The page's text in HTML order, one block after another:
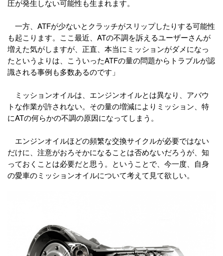
圧が発生しない可能性も生まれます。
一方、ATFが少ないとクラッチがスリップしたりする可能性
も起こります。ここ最近、ATの不調を訴えるユーザーさんが
増えた気がしますが、正直、本当にミッションがダメになっ
たというよりは、こういったATFの量の問題からトラブルが認
識される事例も多数あるのです」
ミッションオイルは、エンジンオイルとは異なり、アバウ
トな作業が許されない。その量の増減によりミッション、特
にATの何らかの不調の原因になってしまう。
エンジンオイルほどの頻繁な交換サイクルが必要ではない
だけに、注意がおろそかになることは否めないだろうが、知
っておくことは必要だと思う。ということで、今一度、自身
の愛車のミッションオイルについて考えて見て欲しい。